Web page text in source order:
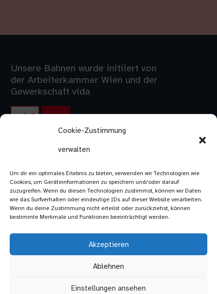
Cookie-Zustimmung
verwalten
Um dir ein optimales Erlebnis zu bieten, verwenden wir Technologien wie
Cookies, um Geräteinformationen zu speichern und/oder darauf
zuzugreifen. Wenn du diesen Technologien zustimmst, können wir Daten
wie das Surfverhalten oder eindeutige IDs auf dieser Website verarbeiten.
Wenn du deine Zustimmung nicht erteilst oder zurückziehst, können
bestimmte Merkmale und Funktionen beeinträchtigt werden.
Akzeptieren
Ablehnen
Einstellungen ansehen
Unsere Bahnen wurde initiiert von
der Arbeiterkammer Wien und der
Gewerkschaft vida